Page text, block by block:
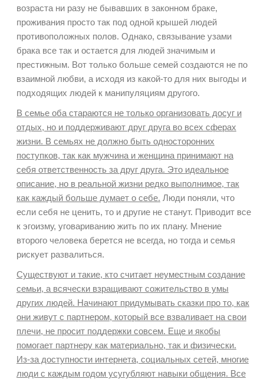
возраста ни разу не бывавших в законном браке,
проживания просто так под одной крышей людей
противоположных полов. Однако, связывание узами
брака все так и остается для людей значимым и
престижным. Вот только больше семей создаются не по
взаимной любви, а исходя из какой-то для них выгоды и
подходящих людей к манипуляциям другого.
В семье оба стараются не только организовать досуг и
отдых, но и поддерживают друг друга во всех сферах
жизни. В семьях не должно быть односторонних
поступков, так как мужчина и женщина принимают на
себя ответственность за друг друга. Это идеальное
описание, но в реальной жизни редко выполнимое, так
как каждый больше думает о себе. Люди поняли, что
если себя не ценить, то и другие не станут. Приводит все
к эгоизму, уговариванию жить по их плану. Мнение
второго человека берется не всегда, но тогда и семья
рискует развалиться.
Существуют и такие, кто считает неуместным создание
семьи, а всячески взращивают сожительство в умы
других людей. Начинают придумывать сказки про то, как
они живут с партнером, который все взваливает на свои
плечи, не просит поддержки совсем. Еще и якобы
помогает партнеру как материально, так и физически.
Из-за доступности интернета, социальных сетей, многие
люди с каждым годом усугубляют навыки общения. Все